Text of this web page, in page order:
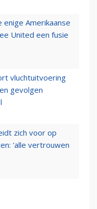
enige Amerikaanse
United een fusie
vluchtuitvoering
gevolgen
zich voor op
'alle vertrouwen